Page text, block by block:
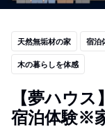
天然無垢材の家 宿泊
木の暮らしを体感
【夢ハウ
宿泊体験※